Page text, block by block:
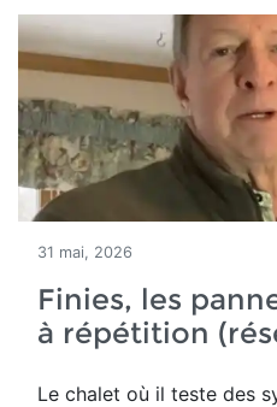
31 mai, 2026
Finies, les
à répétition
Le chalet où il teste des